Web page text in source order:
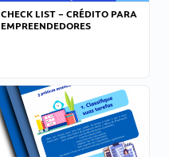
CHECK LIST – CRÉDITO PARA
EMPREENDEDORES